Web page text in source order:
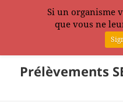
Prélèvements
Si un organisme
que vous ne